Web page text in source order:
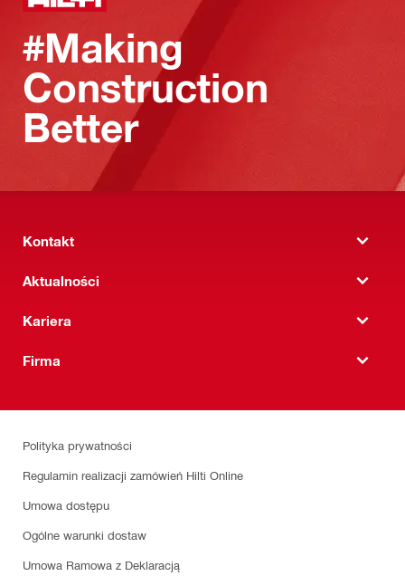
#Making
Construction
Better
Kontakt
Aktualności
Kariera
Firma
Polityka prywatności
Regulamin realizacji zamówień Hilti Online
Umowa dostępu
Ogólne warunki dostaw
Umowa Ramowa z Deklaracją